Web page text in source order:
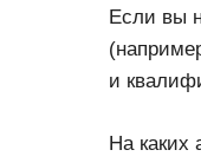
Если вы
и
На каких